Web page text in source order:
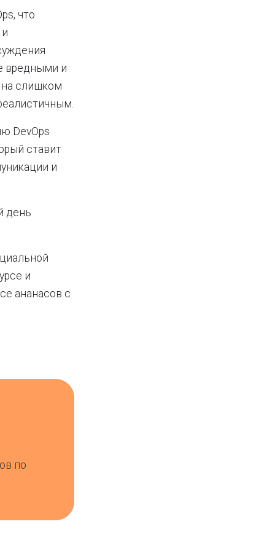
что
вредными и
на слишком
DevOps
ставит
и
день
и
ананасов с
по